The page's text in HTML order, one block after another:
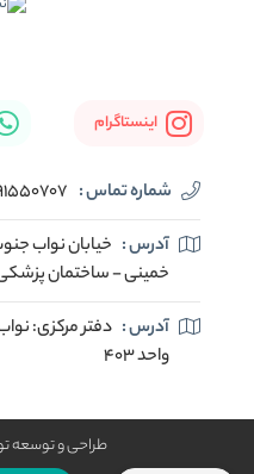
اینستاگرام
شماره تماس :
آدرس : خیابان نواب
خمینی - ساختمان پزشکی
آدرس : دفتر مرکزی:
واحد ۴۰۳
طراحی و توسعه